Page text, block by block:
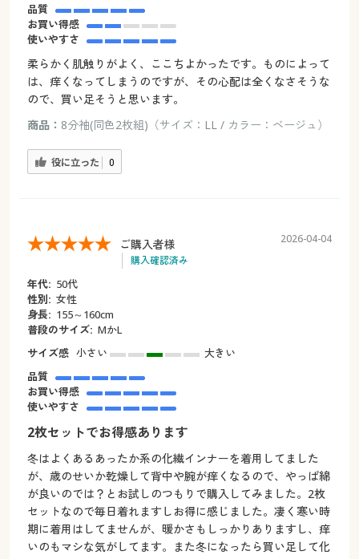
品質
お買い得感
使いやすさ
柔らかく肌触りがよく、ここちよかったです。ものによって
は、痒くなってしまうのですが、その心配は全くなさそうな
ので、買い足そうと思います。
商品： 8分袖(同色2枚組)（サイズ：LL / カラー：ベージュ）
役に立った 0
ご購入者様
購入確認済み
2026-04-04
年代: 50代
性別: 女性
身長: 155～160cm
普段のサイズ: MかL
サイズ感 小さい
大きい
品質
お買い得感
使いやすさ
2枚セットでお得感あります
冬はよくあるあったか系の化繊インナーを着用してました
が、歳のせいか乾燥して背中や腕が痒くなるので、やっぱ綿
が良いのでは？とお試しのつもりで購入してみました。2枚
セットなので毎日着れますしお得に感じました。凄く寒い時
期に着用はしてませんが、暖かさもしっかりありますし、痒
いのもマシな気がしてます。また冬になったら買い足して化